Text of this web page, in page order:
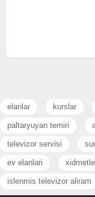
elanlar kurslar
paltaryuyan temiri
televizor servisi
ev elanlari
islenmis televizor aliram